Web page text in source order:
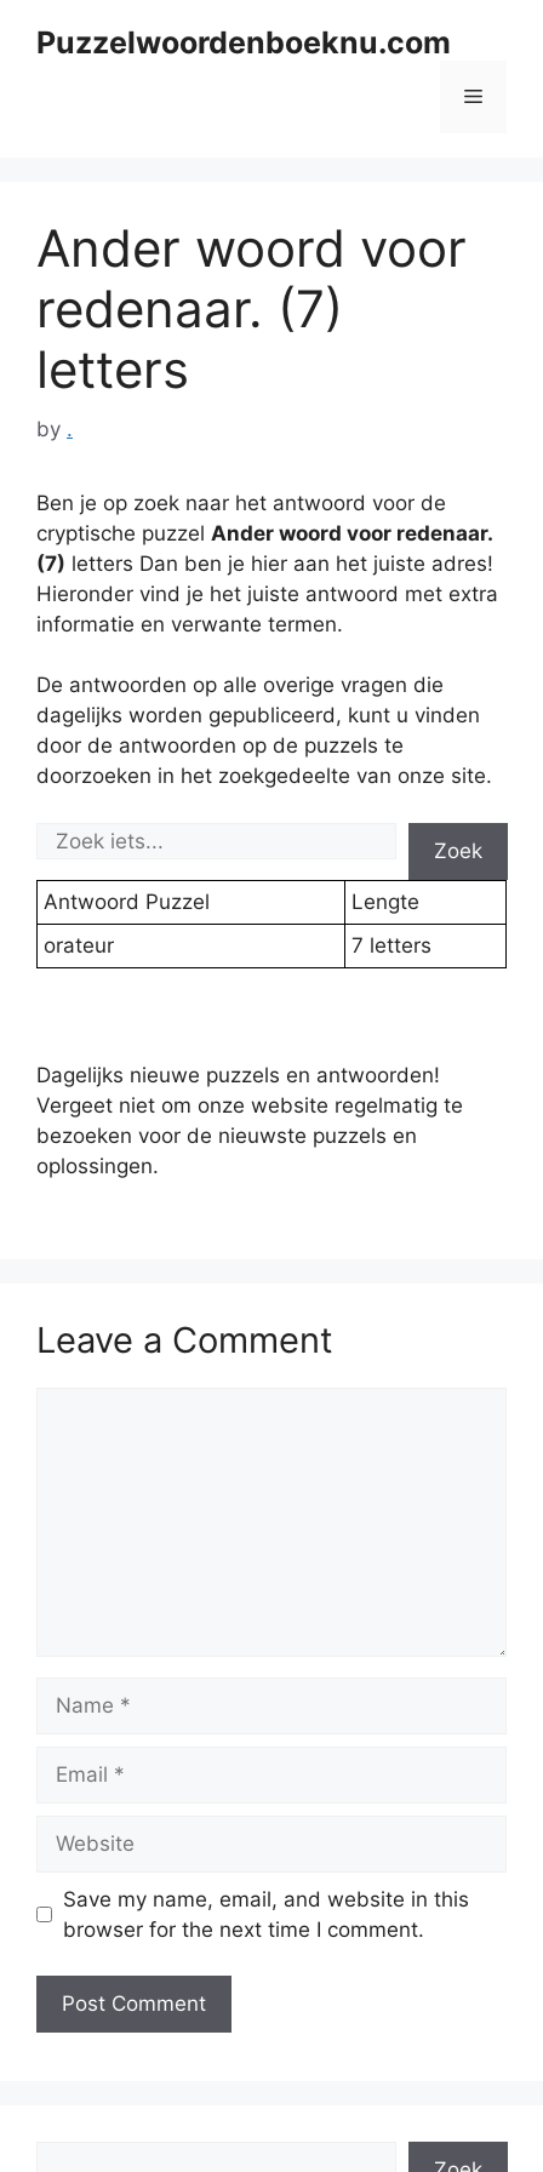
Puzzelwoordenboeknu.com
Menu
Ander woord voor
redenaar. (7)
letters
by .
Ben je op zoek naar het antwoord voor de
cryptische puzzel Ander woord voor redenaar.
(7) letters Dan ben je hier aan het juiste adres!
Hieronder vind je het juiste antwoord met extra
informatie en verwante termen.
De antwoorden op alle overige vragen die
dagelijks worden gepubliceerd, kunt u vinden
door de antwoorden op de puzzels te
doorzoeken in het zoekgedeelte van onze site.
Zoek
Antwoord Puzzel
Lengte
orateur
7 letters
Dagelijks nieuwe puzzels en antwoorden!
Vergeet niet om onze website regelmatig te
bezoeken voor de nieuwste puzzels en
oplossingen.
Leave a Comment
Save my name, email, and website in this
browser for the next time I comment.